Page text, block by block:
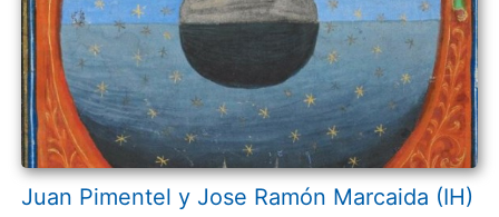
Juan Pimentel y Jose Ramón Marcaida (IH)